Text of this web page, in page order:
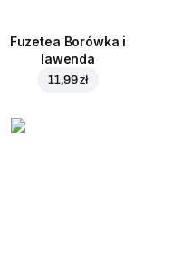
Fuzetea Borówka i
lawenda
11,99 zł